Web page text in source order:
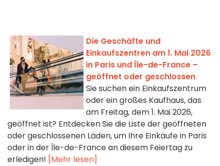
Die Geschäfte und
Einkaufszentren am 1. Mai 2026
in Paris und Île-de-France –
geöffnet oder geschlossen
Sie suchen ein Einkaufszentrum
oder ein großes Kaufhaus, das
am Freitag, dem 1. Mai 2026,
geöffnet ist? Entdecken Sie die Liste der geöffneten
oder geschlossenen Läden, um Ihre Einkäufe in Paris
oder in der Île-de-France an diesem Feiertag zu
erledigen! [Mehr lesen]